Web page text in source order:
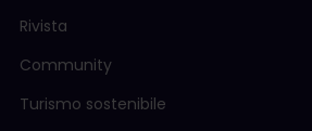
Rivista
Community
Turismo sostenibile